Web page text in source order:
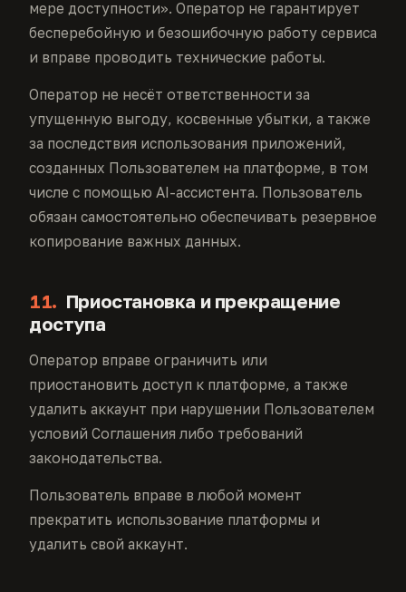
мере доступности». Оператор не гарантирует
бесперебойную и безошибочную работу сервиса
и вправе проводить технические работы.
Оператор не несёт ответственности за
упущенную выгоду, косвенные убытки, а также
за последствия использования приложений,
созданных Пользователем на платформе, в том
числе с помощью AI-ассистента. Пользователь
обязан самостоятельно обеспечивать резервное
копирование важных данных.
11. Приостановка и прекращение
доступа
Оператор вправе ограничить или
приостановить доступ к платформе, а также
удалить аккаунт при нарушении Пользователем
условий Соглашения либо требований
законодательства.
Пользователь вправе в любой момент
прекратить использование платформы и
удалить свой аккаунт.